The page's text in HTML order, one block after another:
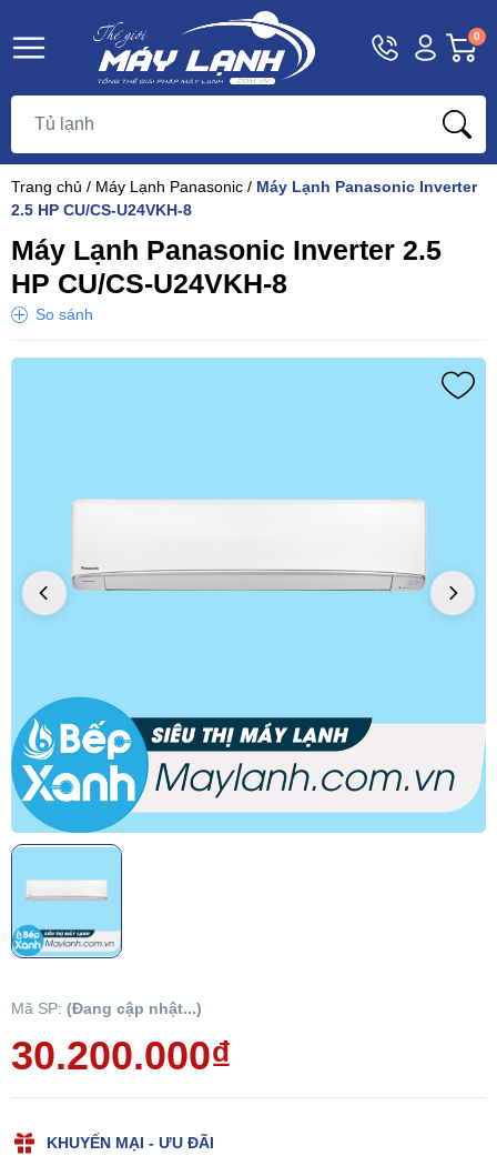
Hotline
1800
Tài
khoản
Khách
0
Trang chủ / Máy Lạnh Panasonic / Máy Lạnh Panasonic Inverter
2.5 HP CU/CS-U24VKH-8
Máy Lạnh Panasonic Inverter 2.5
HP CU/CS-U24VKH-8
So sánh
Mã SP: (Đang cập nhật...)
30.200.000₫
KHUYẾN MẠI - ƯU ĐÃI